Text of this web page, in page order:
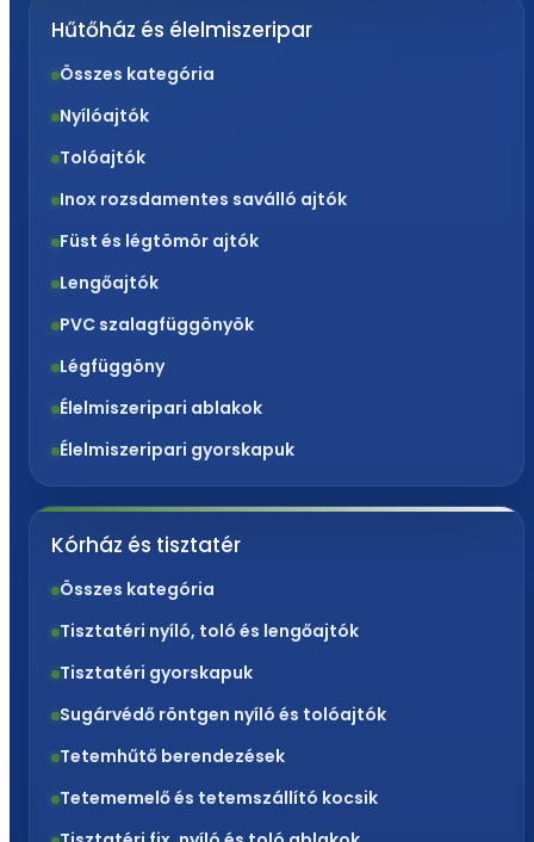
Hűtőház és élelmiszeripar
Összes kategória
Nyílóajtók
Tolóajtók
Inox rozsdamentes saválló ajtók
Füst és légtömör ajtók
Lengőajtók
PVC szalagfüggönyök
Légfüggöny
Élelmiszeripari ablakok
Élelmiszeripari gyorskapuk
Kórház és tisztatér
Összes kategória
Tisztatéri nyíló, toló és lengőajtók
Tisztatéri gyorskapuk
Sugárvédő röntgen nyíló és tolóajtók
Tetemhűtő berendezések
Tetememelő és tetemszállító kocsik